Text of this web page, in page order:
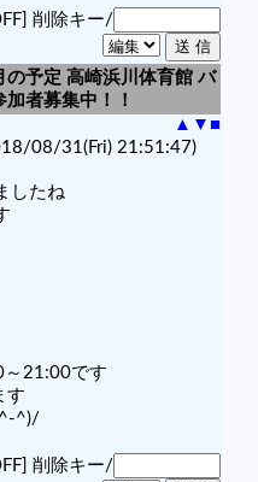
削除キー/
の予定 高崎浜川体育館 バ
加者募集中！！
▲ ▼ ■
08/31(Fri) 21:51:47)
したね
～21:00です
す
^)/
削除キー/